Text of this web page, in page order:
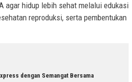
agar hidup lebih sehat melalui edukasi
reproduksi, serta pembentukan
dengan Semangat Bersama